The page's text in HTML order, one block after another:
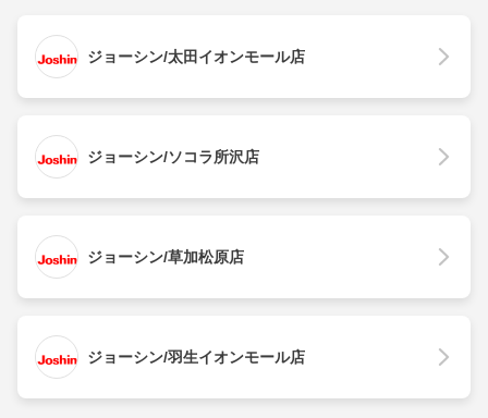
ジョーシン/太田イオンモール店
ジョーシン/ソコラ所沢店
ジョーシン/草加松原店
ジョーシン/羽生イオンモール店